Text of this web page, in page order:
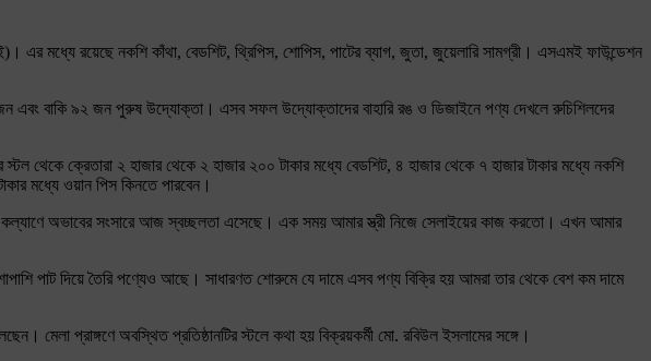
এর মধ্যে রয়েছে নকশি কাঁথা, বেডশিট, থ্রিপিস, শোপিস, পাটের ব্যাগ, জুতা, জুয়েলারি সামগ্রী। এসএমই ফাউন্ডেশন
এবং বাকি ৯২ জন পুরুষ উদ্যোক্তা। এসব সফল উদ্যোক্তাদের বাহারি রঙ ও ডিজাইনে পণ্য দেখলে রুচিশিলদের
থেকে ক্রেতারা ২ হাজার থেকে ২ হাজার ২০০ টাকার মধ্যে বেডশিট, ৪ হাজার থেকে ৭ হাজার টাকার মধ্যে নকশি
মধ্যে ওয়ান পিস কিনতে পারবেন।
কল্যাণে অভাবের সংসারে আজ স্বচ্ছলতা এসেছে। এক সময় আমার স্ত্রী নিজে সেলাইয়ের কাজ করতো। এখন আমার
পাট দিয়ে তৈরি পণ্যেও আছে। সাধারণত শোরুমে যে দামে এসব পণ্য বিক্রি হয় আমরা তার থেকে বেশ কম দামে
মেলা প্রাঙ্গণে অবস্থিত প্রতিষ্ঠানটির স্টলে কথা হয় বিক্রয়কর্মী মো. রবিউল ইসলামের সঙ্গে।